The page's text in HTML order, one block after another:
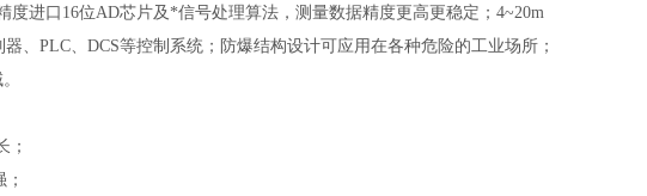
进口16位AD芯片及*信号处理算法，测量数据精度更高更稳定；4~20m
、PLC、DCS等控制系统；防爆结构设计可应用在各种危险的工业场所；
；